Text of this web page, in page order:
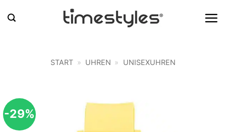
Inhalt
START » UHREN » UNISEXUHREN
-29%